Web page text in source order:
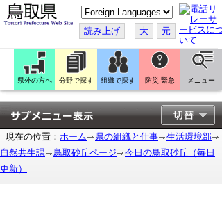
こ
の
ペ
ー
ジ
翻
訳
す
る
読み上げ 大 元
県外の方へ 分野で探す 組織で探す 防災 緊急 メニュー
現在の位置： ホーム 県の組織と仕事
生活環境部
自然共生課
鳥取砂丘ページ
今日の鳥取砂丘（毎日
更新）